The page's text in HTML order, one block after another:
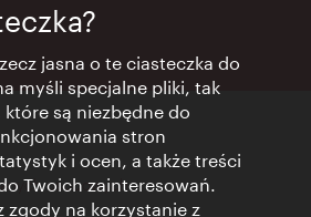
osobowych
jasna o te ciasteczka do
myśli specjalne pliki, tak
które są niezbędne do
stron
i ocen, a także treści
Twoich zainteresowań.
zgody na korzystanie z